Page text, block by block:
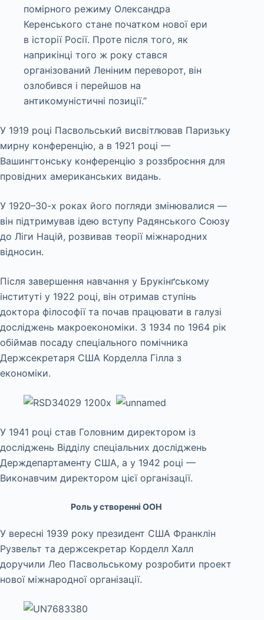
помірного режиму Олександра
Керенського стане початком нової ери
в історії Росії. Проте після того, як
наприкінці того ж року стався
організований Леніним переворот, він
озлобився і перейшов на
антикомуністичні позиції.”
У 1919 році Пасвольський висвітлював Паризьку
мирну конференцію, а в 1921 році —
Вашингтонську конференцію з роззброєння для
провідних американських видань.
У 1920–30-х роках його погляди змінювалися —
він підтримував ідею вступу Радянського Союзу
до Ліги Націй, розвивав теорії міжнародних
відносин.
Після завершення навчання у Брукінґському
інституті у 1922 році, він отримав ступінь
доктора філософії та почав працювати в галузі
досліджень макроекономіки. З 1934 по 1964 рік
обіймав посаду спеціального помічника
Держсекретаря США Корделла Гілла з
економіки.
У 1941 році став Головним директором із
досліджень Відділу спеціальних досліджень
Держдепартаменту США, а у 1942 році —
Виконавчим директором цієї організації.
Роль у створенні ООН
У вересні 1939 року президент США Франклін
Рузвельт та держсекретар Корделл Халл
доручили Лео Пасвольському розробити проект
нової міжнародної організації.